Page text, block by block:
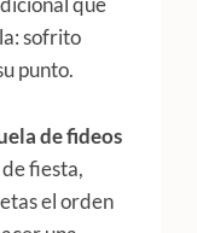
sofrito
punto.
de fideos
fiesta,
el orden